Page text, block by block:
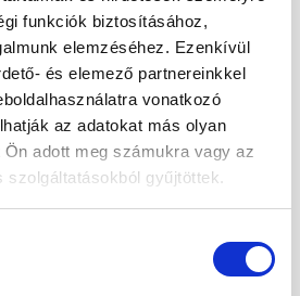
funkciók biztosításához,
elemzéséhez. Ezenkívül
és elemező partnereinkkel
vonatkozó
az adatokat más olyan
adott meg számukra vagy az
szolgáltatásokból gyűjtöttek.